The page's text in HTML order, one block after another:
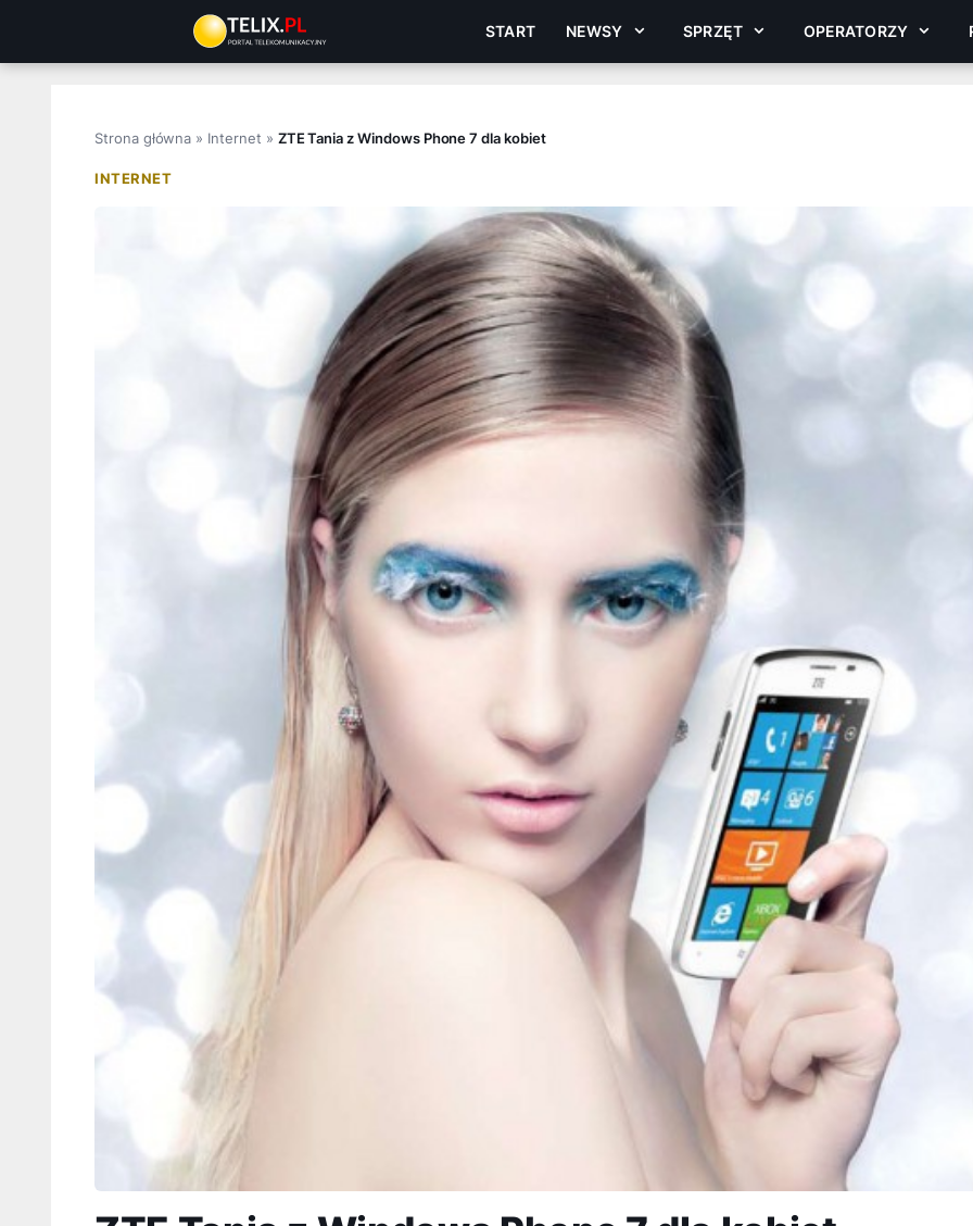
treści
START NEWSY SPRZĘT OPERATORZY
Strona główna » Internet » ZTE Tania z Windows Phone 7 dla kobiet
INTERNET